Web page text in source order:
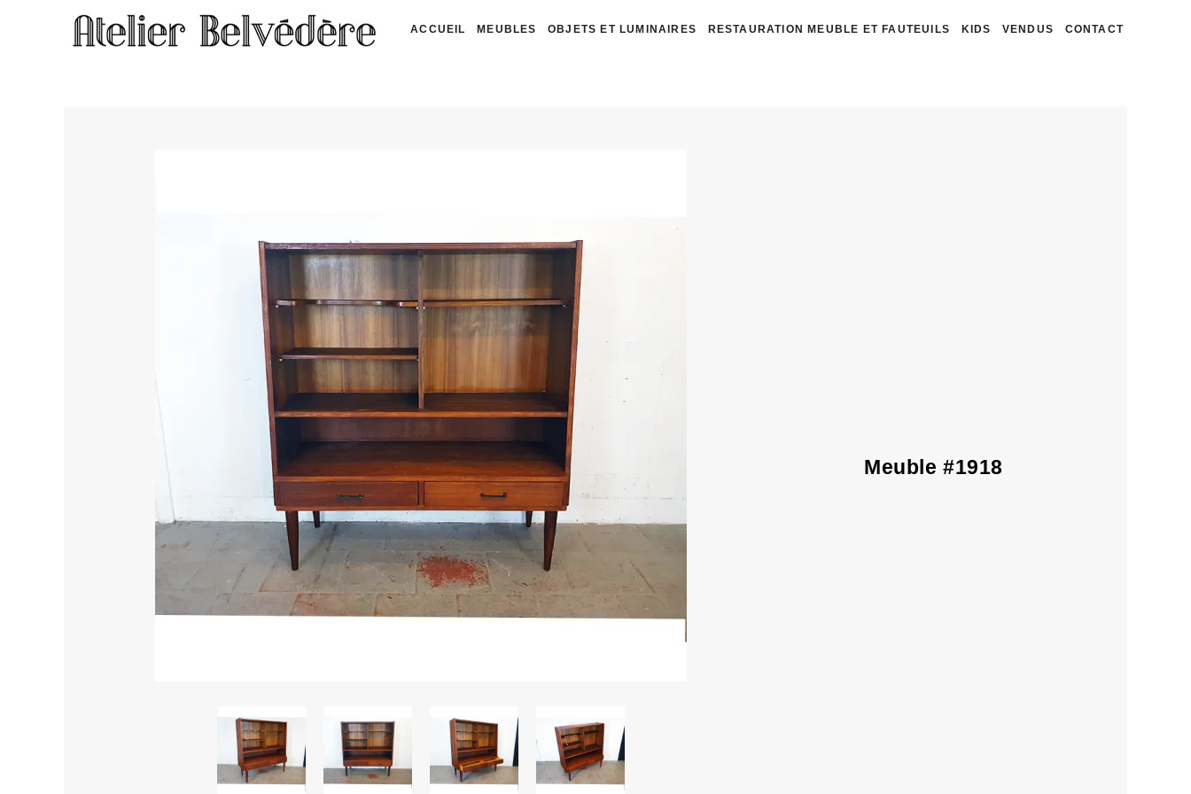
ACCUEIL MEUBLES OBJETS ET LUMINAIRES RESTAURATION MEUBLE ET FAUTEUILS KIDS VENDUS CONTACT
Meubles / Meuble #1918
Meuble #1918